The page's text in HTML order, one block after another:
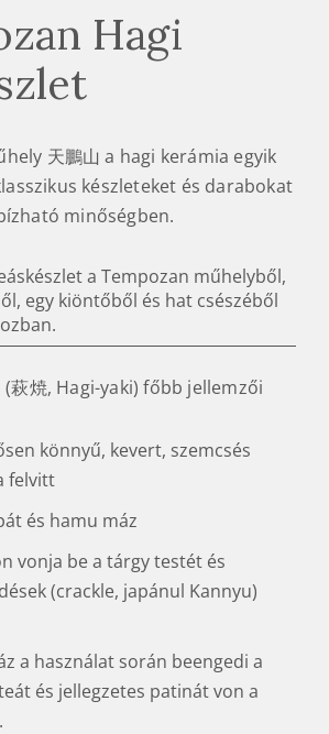
Hagi
天鵬山 a hagi kerámia egyik
készleteket és darabokat
minőségben.
a Tempozan műhelyből,
egy kiöntőből és hat csészéből
萩焼, Hagi-yaki) főbb jellemzői
könnyű, kevert, szemcsés
felvitt
és hamu máz
vonja be a tárgy testét és
(crackle, japánul Kannyu)
a használat során beengedi a
és jellegzetes patinát von a